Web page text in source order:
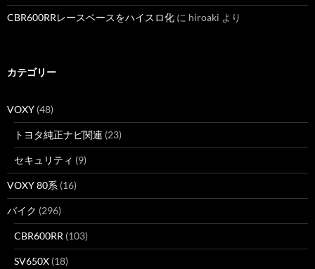
CBR600RRレースベースをハイスロ化 に hiroaki より
カテゴリー
VOXY (48)
トヨタ純正ナビ関連 (23)
セキュリティ (9)
VOXY 80系 (16)
バイク (296)
CBR600RR (103)
SV650X (18)